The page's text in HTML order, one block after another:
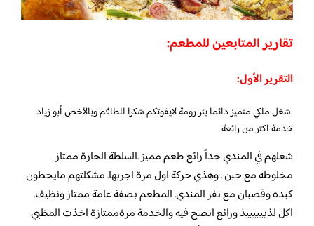
تقارير المتابعين للمطعم:
التقرير الأول:
شغل ملكي متميز دائما بئر رومة لايفوتكم شكرا للطاقم وبالأخص أبو زياد
خدمة اكثر من رائعة
شغلهم في المندي جداً رائع طعم مميز .السلطة الحارة ممتاز
مخلوطه مع جبن . وهذي حركة اول مرة اجربها. مشكلتهم مايحطون
كبده وقصبان مع نفر المندي. المطعم بصفة عامة ممتاز ونظيف.
اكل لذييييييذ ورائع انصح فيه والخدمة مرةممتازة اخذت المظبي